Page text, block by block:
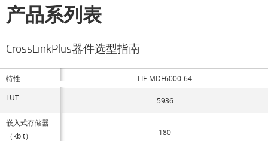
产品系列表
CrossLinkPlus器件选型指南
特性
LIF-MDF6000-64
LUT
5936
嵌入式存储器
（kbit）
180